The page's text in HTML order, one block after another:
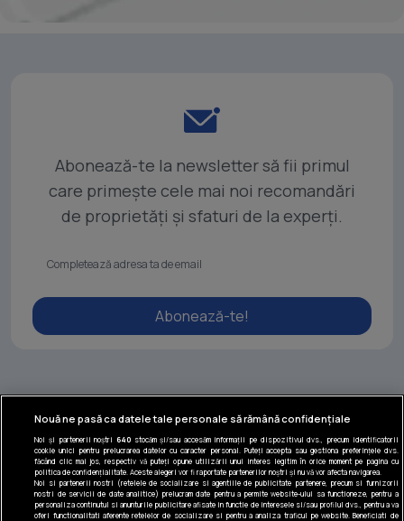
Abonează-te la newsletter să fii primul
care primește cele mai noi recomandări
de proprietăți și sfaturi de la experți.
Abonează-te!
Tel: +40 374 40 44 99
Iride Business Park, Bld. Dimitrie
Pompeiu 9-9A, Clădirea B2B, 020335,
sector 2, București, România
Nouă ne pasă ca datele tale personale să rămână confidențiale
Noi și partenerii noștri 640stocăm și/sau accesăm informații pe dispozitivul dvs., precum identificatorii
cookie unici pentru prelucrarea datelor cu caracter personal. Puteți accepta sau gestiona preferințele dvs.
făcând clic mai jos, respectiv vă puteți opune utilizării unui interes legitim în orice moment pe pagina cu
politica de confidențialitate. Aceste alegeri vor fi raportate partenerilor noștri și nu vă vor afecta navigarea.
Noi si partenerii nostri (retelele de socializare si agentiile de publicitate partenere, precum si furnizorii
nostri de servicii de date analitice) prelucram date pentru a permite website-ului sa functioneze, pentru a
personaliza continutul si anunturile publicitare afisate in functie de interesele si/sau profilul dvs., pentru a va
oferi functionalitati aferente retelelor de socializare si pentru a analiza traficul pe website. Beneficiati de